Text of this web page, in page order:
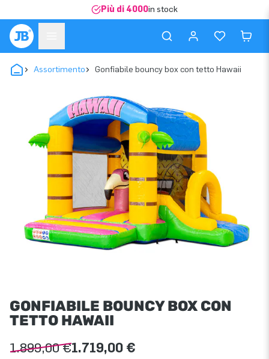
Più di 4000in stock
Assortimento Gonfiabile bouncy box con tetto Hawaii
GONFIABILE BOUNCY BOX CON
TETTO HAWAII
1.899,00 €1.719,00 €